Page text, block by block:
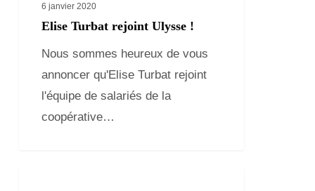
rejoint
6 janvier 2020
Elise Turbat rejoint Ulysse !
Nous sommes heureux de vous
annoncer qu'Elise Turbat rejoint
l'équipe de salariés de la
coopérative…